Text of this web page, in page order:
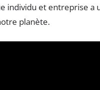
individu et entreprise a
planète.